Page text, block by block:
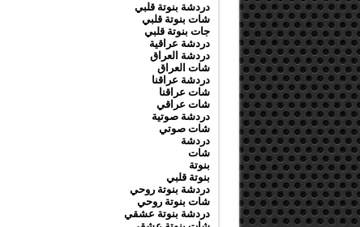
دردشة بنوتة قلبي
شات بنوتة قلبي
جات بنوتة قلبي
دردشة عراقية
دردشة العراق
شات العراق
دردشة عراقنا
شات عراقنا
شات عراقي
دردشة صوتية
شات صوتي
دردشة
شات
بنوتة
بنوتة قلبي
دردشة بنوتة روحي
شات بنوتة روحي
دردشة بنوتة عشقي